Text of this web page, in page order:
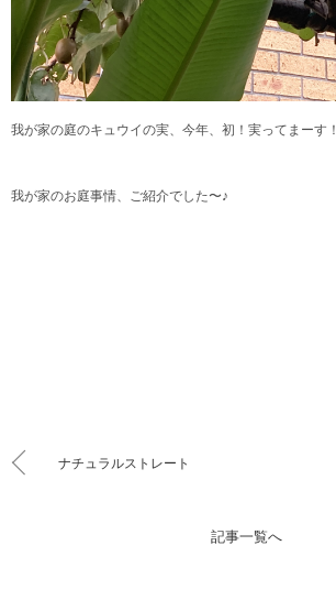
我が家の庭のキュウイの実、今年、初！実ってまーす！
我が家のお庭事情、ご紹介でした〜♪
ナチュラルストレート
記事一覧へ